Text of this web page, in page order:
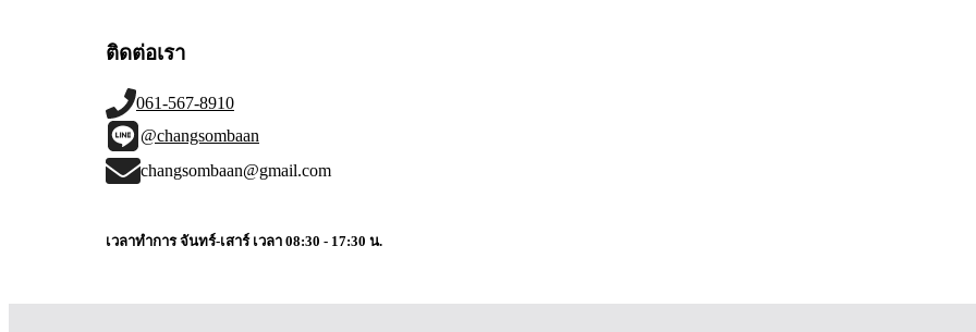
ติดต่อเรา
061-567-8910
@changsombaan
changsombaan@gmail.com
เวลาทำการ จันทร์-เสาร์ เวลา 08:30 - 17:30 น.